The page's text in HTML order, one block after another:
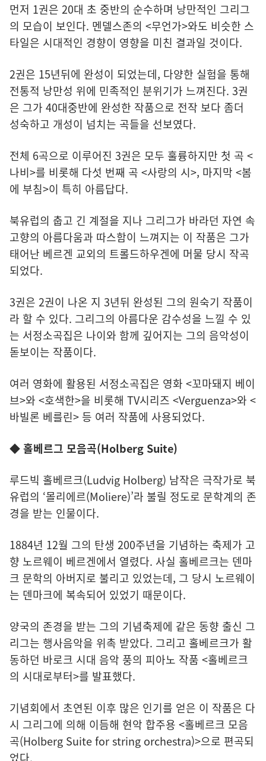
먼저 1권은 20대 초 중반의 순수하며 낭만적인 그리그
의 모습이 보인다. 멘델스존의 <무언가>와도 비슷한 스
타일은 시대적인 경향이 영향을 미친 결과일 것이다.
2권은 15년뒤에 완성이 되었는데, 다양한 실험을 통해
전통적 낭만성 위에 민족적인 분위기가 느껴진다. 3권
은 그가 40대중반에 완성한 작품으로 전작 보다 좀더
성숙하고 개성이 넘치는 곡들을 선보였다.
전체 6곡으로 이루어진 3권은 모두 훌륭하지만 첫 곡 <
나비>를 비롯해 다섯 번째 곡 <사랑의 시>, 마지막 <봄
에 부침>이 특히 아름답다.
북유럽의 춥고 긴 계절을 지나 그리그가 바라던 자연 속
고향의 아름다움과 따스함이 느껴지는 이 작품은 그가
태어난 베르겐 교외의 트롤드하우겐에 머물 당시 작곡
되었다.
3권은 2권이 나온 지 3년뒤 완성된 그의 원숙기 작품이
라 할 수 있다. 그리그의 아름다운 감수성을 느낄 수 있
는 서정소곡집은 나이와 함께 깊어지는 그의 음악성이
돋보이는 작품이다.
여러 영화에 활용된 서정소곡집은 영화 <꼬마돼지 베이
브>와 <호색한>을 비롯해 TV시리즈 <Verguenza>와 <
바빌론 베를린> 등 여러 작품에 사용되었다.
◆ 홀베르그 모음곡(Holberg Suite)
루드빅 홀베르크(Ludvig Holberg) 남작은 극작가로 북
유럽의 ‘몰리에르(Moliere)’라 불릴 정도로 문학계의 존
경을 받는 인물이다.
1884년 12월 그의 탄생 200주년을 기념하는 축제가 고
향 노르웨이 베르겐에서 열렸다. 사실 홀베르크는 덴마
크 문학의 아버지로 불리고 있었는데, 그 당시 노르웨이
는 덴마크에 복속되어 있었기 때문이다.
양국의 존경을 받는 그의 기념축제에 같은 동향 출신 그
리그는 행사음악을 위촉 받았다. 그리고 홀베르크가 활
동하던 바로크 시대 음악 풍의 피아노 작품 <홀베르크
의 시대로부터>를 발표했다.
기념회에서 초연된 이후 많은 인기를 얻은 이 작품은 다
시 그리그에 의해 이듬해 현악 합주용 <홀베르크 모음
곡(Holberg Suite for string orchestra)>으로 편곡되
었다.